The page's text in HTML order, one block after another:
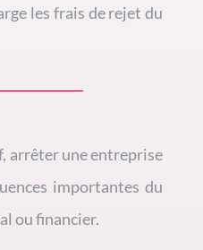
les frais de rejet du
arrêter une entreprise
importantes du
ou financier.